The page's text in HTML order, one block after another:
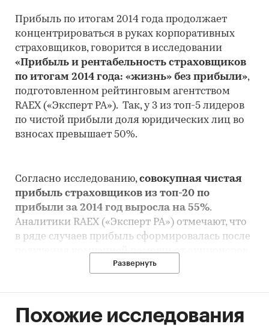
Прибыль по итогам 2014 года продолжает
концентрироваться в руках корпоративных
страховщиков, говорится в исследовании
«Прибыль и рентабельность страховщиков
по итогам 2014 года: «жизнь» без прибыли»,
подготовленном рейтинговым агентством
RAEX («Эксперт РА»). Так, у 3 из топ-5 лидеров
по чистой прибыли доля юридических лиц во
взносах превышает 50%.
Согласно исследованию,совокупная чистая
прибыль страховщиков из топ-20 по
прибыли за 2014 год выросла на 55%.
Аналитики RAEX («Эксперт РА») отмечают, что
в ряде случаев прибыль сформировалась после
получения компанией помощи от акционеров
или в результате переоценки активов, а не от
лидерами по величине прибыли в 2014 году
стали СОГАЗ, ВТБ Страхование и ООО
Росгосстрах. В общей сложности 14 из 20
Развернуть
Похожие исследования